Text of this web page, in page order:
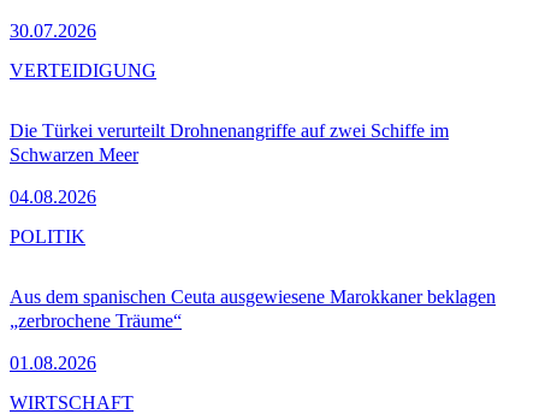
30.07.2026
Die Türkei verurteilt Drohnenangriffe auf zwei Schiffe im
Schwarzen Meer
04.08.2026
VERTEIDIGUNG
Aus dem spanischen Ceuta ausgewiesene Marokkaner beklagen
„zerbrochene Träume“
01.08.2026
POLITIK
WIRTSCHAFT